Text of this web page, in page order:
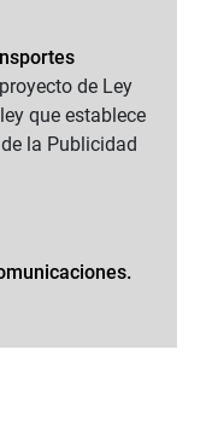
de Ley
que establece
la Publicidad